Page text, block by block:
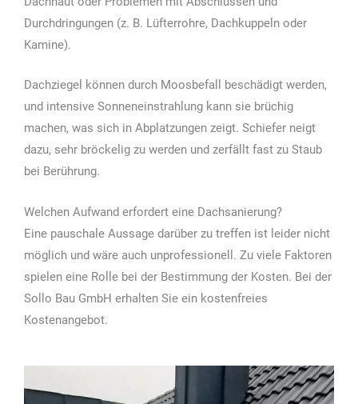
Durchdringungen (z. B. Lüfterrohre, Dachkuppeln oder
Kamine).
Dachziegel können durch Moosbefall beschädigt werden,
und intensive Sonneneinstrahlung kann sie brüchig
machen, was sich in Abplatzungen zeigt. Schiefer neigt
dazu, sehr bröckelig zu werden und zerfällt fast zu Staub
bei Berührung.
Welchen Aufwand erfordert eine Dachsanierung?
Eine pauschale Aussage darüber zu treffen ist leider nicht
möglich und wäre auch unprofessionell. Zu viele Faktoren
spielen eine Rolle bei der Bestimmung der Kosten. Bei der
Sollo Bau GmbH erhalten Sie ein kostenfreies
Kostenangebot.